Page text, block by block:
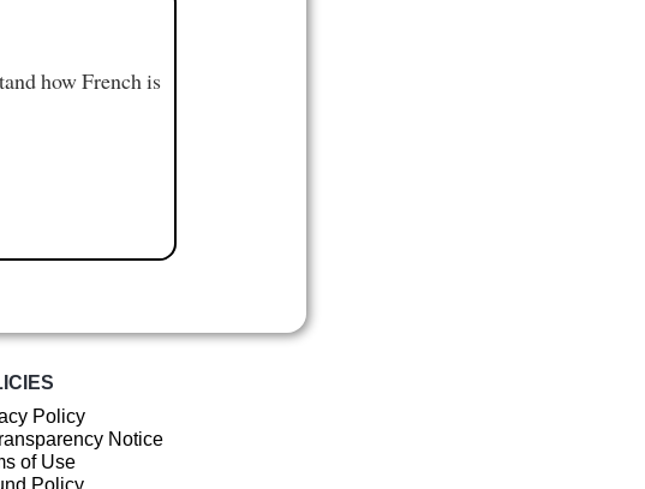
how French is
Policy
Notice
of Use